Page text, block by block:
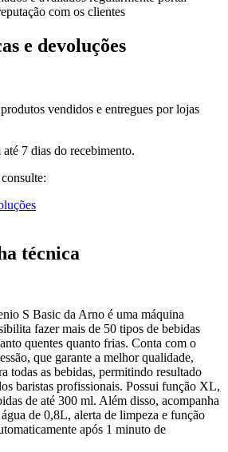
com os clientes
e devoluções
vendidos e entregues por lojas
7 dias do recebimento.
técnica
S Basic da Arno é uma máquina
fazer mais de 50 tipos de bebidas
quentes quanto frias. Conta com o
que garante a melhor qualidade,
todas as bebidas, permitindo resultado
baristas profissionais. Possui função XL,
de até 300 ml. Além disso, acompanha
de 0,8L, alerta de limpeza e função
após 1 minuto de